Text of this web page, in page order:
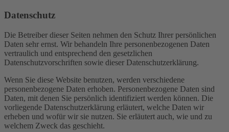
Datenschutz
Die Betreiber dieser Seiten nehmen den Schutz Ihrer persönlichen
Daten sehr ernst. Wir behandeln Ihre personenbezogenen Daten
vertraulich und entsprechend den gesetzlichen
Datenschutzvorschriften sowie dieser Datenschutzerklärung.
Wenn Sie diese Website benutzen, werden verschiedene
personenbezogene Daten erhoben. Personenbezogene Daten sind
Daten, mit denen Sie persönlich identifiziert werden können. Die
vorliegende Datenschutzerklärung erläutert, welche Daten wir
erheben und wofür wir sie nutzen. Sie erläutert auch, wie und zu
welchem Zweck das geschieht.